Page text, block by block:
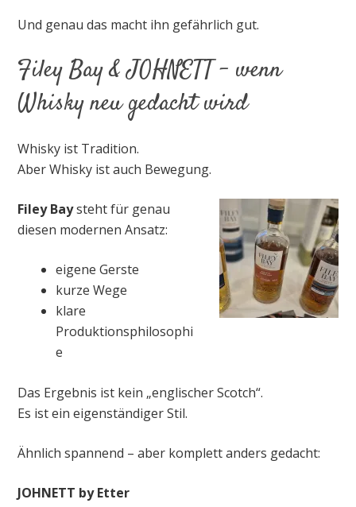
Und genau das macht ihn gefährlich gut.
Filey Bay & JOHNETT – wenn
Whisky neu gedacht wird
Whisky ist Tradition.
Aber Whisky ist auch Bewegung.
Filey Baysteht für genau
diesen modernen Ansatz:
eigene Gerste
kurze Wege
klare
Produktionsphilosophi
e
Das Ergebnis ist kein „englischer Scotch“.
Es ist ein eigenständiger Stil.
Ähnlich spannend – aber komplett anders gedacht:
JOHNETT by Etter